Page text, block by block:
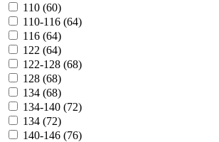
110 (60)
110-116 (64)
116 (64)
122 (64)
122-128 (68)
128 (68)
134 (68)
134-140 (72)
134 (72)
140-146 (76)